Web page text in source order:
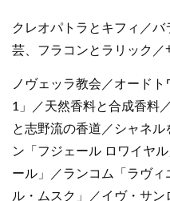
クレオパトラとキフィ／バ
芸、フラコンとラリック／
ノヴェッラ教会／オード
1」／天然香料と合成香料
と志野流の香道／シャネ
ン「フジェール ロワイヤ
ール」／ランコム「ラヴ
ル・ムスク」／イヴ・サ